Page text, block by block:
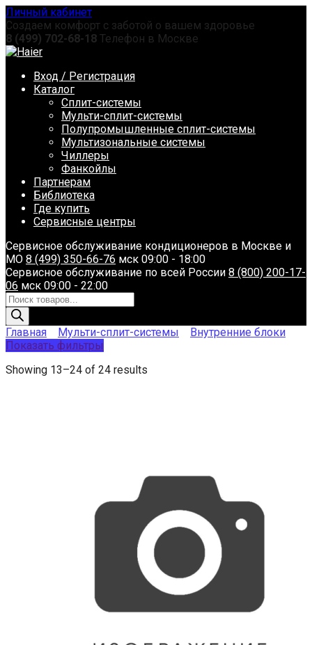
Перейти
к
содержанию
Личный кабинет
Создаем комфорт с заботой о вашем здоровье
8 (499) 702-68-18 Телефон в Москве
Вход / Регистрация
Каталог
Сплит-системы
Мульти-сплит-системы
Полупромышленные сплит-системы
Мультизональные системы
Чиллеры
Фанкойлы
Партнерам
Библиотека
Где купить
Сервисные центры
Сервисное обслуживание кондиционеров в Москве и
МО 8 (499) 350-66-76 мск 09:00 - 18:00
Сервисное обслуживание по всей России 8 (800) 200-17-
06 мск 09:00 - 22:00
Поиск
товаров
Главная
Мульти-сплит-системы
Внутренние блоки
Показать фильтры
Showing 13–24 of 24 results